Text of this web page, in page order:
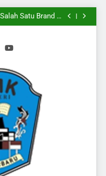
Mengiringi
Dunia Kerja
Yang Sesungguhnya
Satu Brand di
Kalimantan Selatan
Presentasi KPLB
Dunia Kerja
Sesungguhnya
Satu Brand di
Agustus 2026
Baru Pun